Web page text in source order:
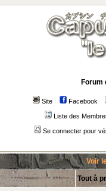
Forum
Site Facebook
Liste des
Se connecter pour
Voir
Tout à